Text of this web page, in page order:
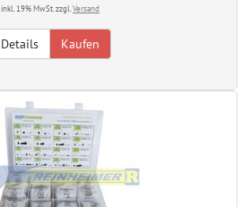
inkl. 19% MwSt. zzgl. Versand
Details Kaufen